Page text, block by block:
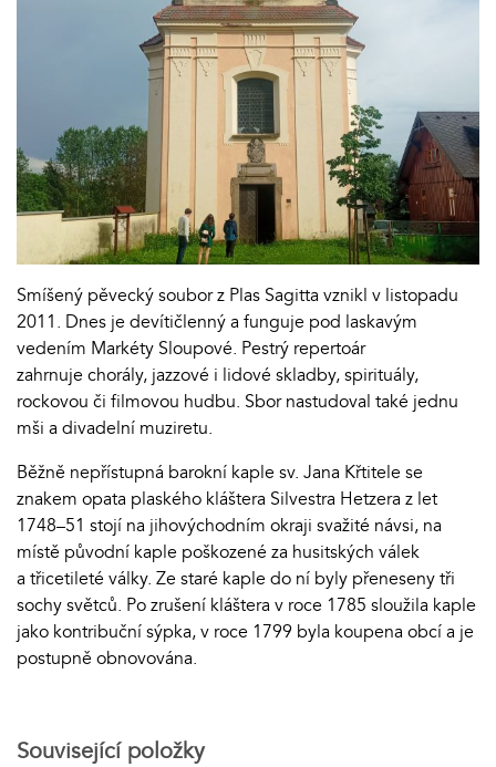
Smíšený pěvecký soubor z Plas Sagitta vznikl v listopadu
2011. Dnes je devítičlenný a funguje pod laskavým
vedením Markéty Sloupové. Pestrý repertoár
zahrnuje chorály, jazzové i lidové skladby, spirituály,
rockovou či filmovou hudbu. Sbor nastudoval také jednu
mši a divadelní muziretu.
Běžně nepřístupná barokní kaple sv. Jana Křtitele se
znakem opata plaského kláštera Silvestra Hetzera z let
1748–51 stojí na jihovýchodním okraji svažité návsi, na
místě původní kaple poškozené za husitských válek
a třicetileté války. Ze staré kaple do ní byly přeneseny tři
sochy světců. Po zrušení kláštera v roce 1785 sloužila kaple
jako kontribuční sýpka, v roce 1799 byla koupena obcí a je
postupně obnovována.
Související položky